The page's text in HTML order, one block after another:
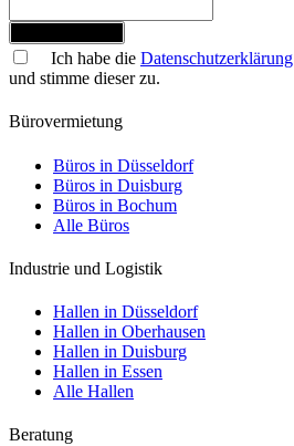
Ich habe die Datenschutzerklärung
und stimme dieser zu.
Bürovermietung
Büros in Düsseldorf
Büros in Duisburg
Büros in Bochum
Alle Büros
Industrie und Logistik
Hallen in Düsseldorf
Hallen in Oberhausen
Hallen in Duisburg
Hallen in Essen
Alle Hallen
Beratung